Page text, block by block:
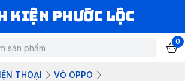
KIỆN PHƯỚC LỘC
0
THOẠI
VỎ OPPO